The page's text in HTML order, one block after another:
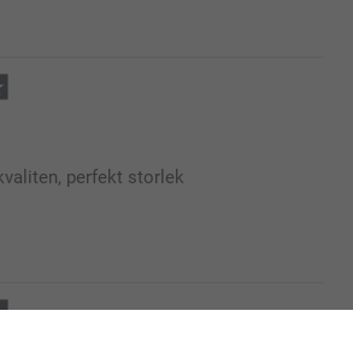
valt att beställa från oss. 💕
perfekt storlek